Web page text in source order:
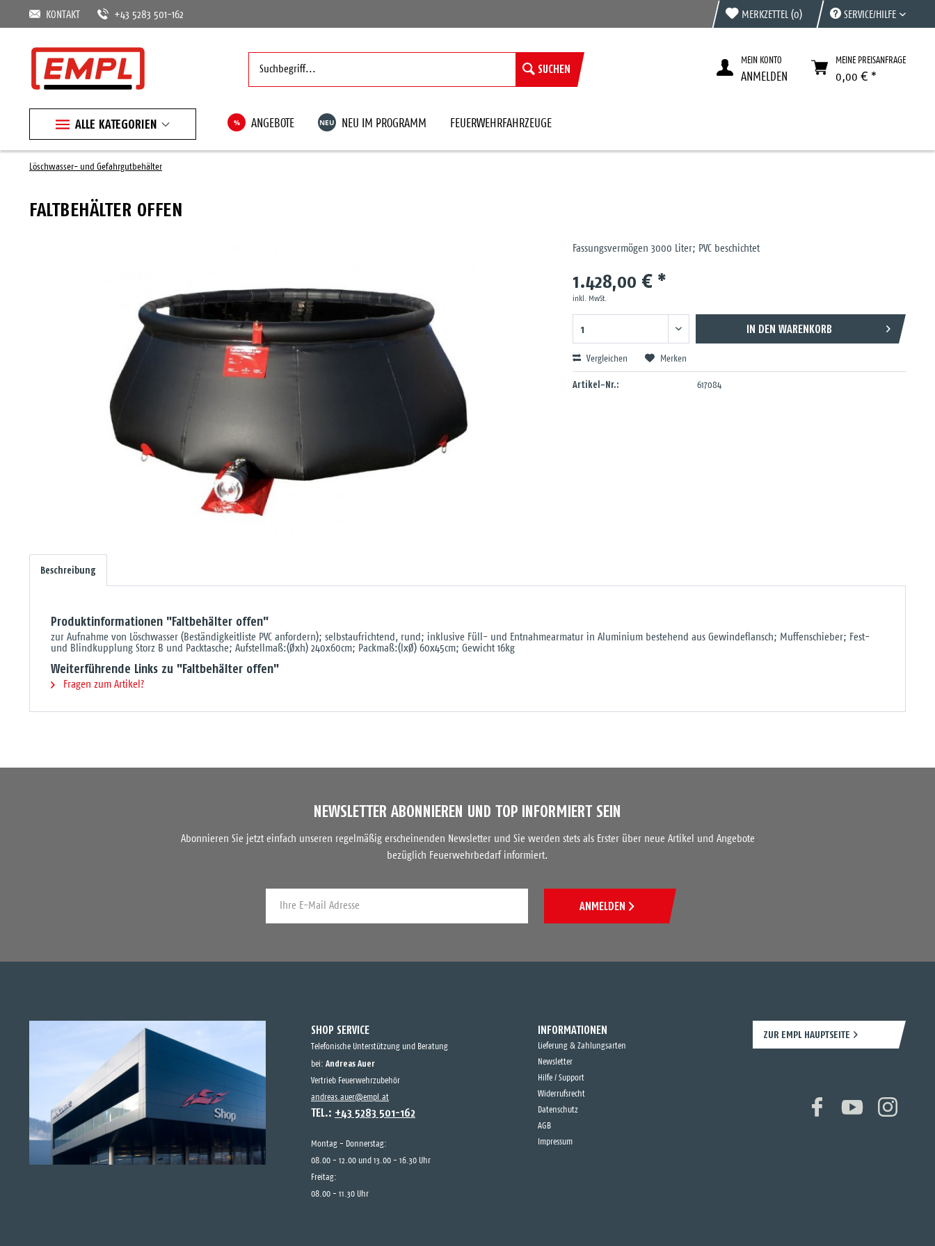
KONTAKT +43 5283 501-162 MERKZETTEL (0) SERVICE/HILFE
SUCHEN
MEIN KONTO
ANMELDEN
MEINE PREISANFRAGE
0,00 € *
ALLE KATEGORIEN % ANGEBOTE NEU NEU IM PROGRAMM FEUERWEHRFAHRZEUGE
Löschwasser- und Gefahrgutbehälter
FALTBEHÄLTER OFFEN
Fassungsvermögen 3000 Liter; PVC beschichtet
1.428,00 € *
inkl. MwSt.
IN DEN WARENKORB
Vergleichen Merken
Artikel-Nr.: 617084
Beschreibung
Produktinformationen "Faltbehälter offen"
zur Aufnahme von Löschwasser (Beständigkeitliste PVC anfordern); selbstaufrichtend, rund; inklusive Füll- und Entnahmearmatur in Aluminium bestehend aus Gewindeflansch; Muffenschieber; Fest-
und Blindkupplung Storz B und Packtasche; Aufstellmaß:(Øxh) 240x60cm; Packmaß:(lxØ) 60x45cm; Gewicht 16kg
Weiterführende Links zu "Faltbehälter offen"
Fragen zum Artikel?
NEWSLETTER ABONNIEREN UND TOP INFORMIERT SEIN
Abonnieren Sie jetzt einfach unseren regelmäßig erscheinenden Newsletter und Sie werden stets als Erster über neue Artikel und Angebote
bezüglich Feuerwehrbedarf informiert.
ANMELDEN
SHOP SERVICE
Telefonische Unterstützung und Beratung
bei: Andreas Auer
Vertrieb Feuerwehrzubehör
andreas.auer@empl.at
TEL.: +43 5283 501-162
Montag - Donnerstag:
08.00 - 12.00 und 13.00 - 16.30 Uhr
Freitag:
08.00 - 11.30 Uhr
INFORMATIONEN
Lieferung & Zahlungsarten
Newsletter
Hilfe / Support
Widerrufsrecht
Datenschutz
AGB
Impressum
ZUR EMPL HAUPTSEITE